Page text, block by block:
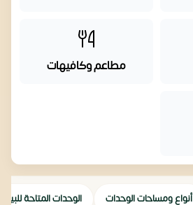
مطاعم وكافيهات
أنواع ومساحات الوحدات الوحدات المتاحة للبيع